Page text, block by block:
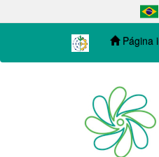
navigation
Página